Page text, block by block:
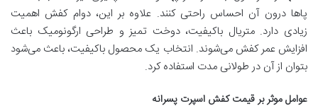
پاها درون آن احساس راحتی کنند. علاوه بر این، دوام کفش اهمیت
زیادی دارد. متریال باکیفیت، دوخت تمیز و طراحی ارگونومیک باعث
افزایش عمر کفش می‌شوند. انتخاب یک محصول باکیفیت، باعث می‌شود
بتوان از آن در طولانی مدت استفاده کرد.
عوامل موثر بر قیمت کفش اسپرت پسرانه